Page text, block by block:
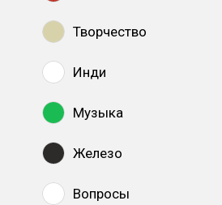
Творчество
Инди
Музыка
Железо
Вопросы